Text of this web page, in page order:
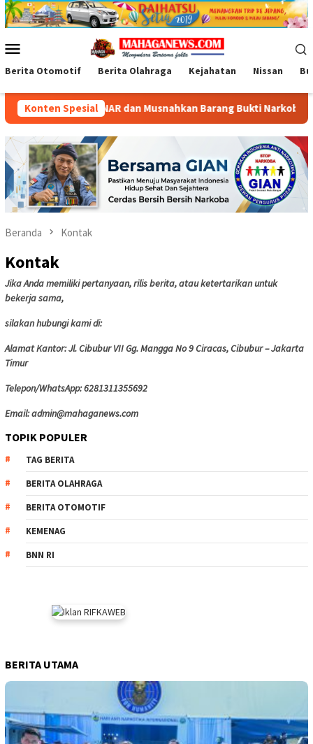
Loncat
ke
Mobile
Berita Otomotif Berita Olahraga Kejahatan Nissan
Konten Spesial
BERSINAR dan Musnahkan Barang Bukti Narkoba di Bogor
Beranda Kontak
Kontak
Jika Anda memiliki pertanyaan, rilis berita, atau ketertarikan untuk
bekerja sama,
silakan hubungi kami di:
Alamat Kantor: Jl. Cibubur VII Gg. Mangga No 9 Ciracas, Cibubur – Jakarta
Timur
Telepon/WhatsApp: 6281311355692
Email: admin@mahaganews.com
TOPIK POPULER
TAG BERITA
BERITA OLAHRAGA
BERITA OTOMOTIF
KEMENAG
BNN RI
BERITA UTAMA